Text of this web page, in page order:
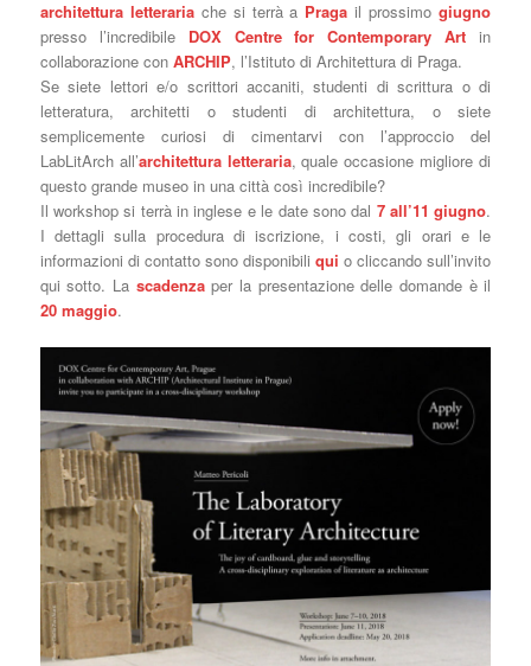
architettura letterariache si terrà a Praga il prossimogiugno
presso l’incredibile DOX Centre for Contemporary Art in
collaborazione con ARCHIP, l’Istituto di Architettura di Praga.
Se siete lettori e/o scrittori accaniti, studenti di scrittura o di
letteratura, architetti o studenti di architettura, o siete
semplicemente curiosi di cimentarvi con l’approccio del
LabLitArch all’architettura letteraria, quale occasione migliore di
questo grande museo in una città così incredibile?
Il workshop si terrà in inglese e le date sono dal 7 all’11 giugno.
I dettagli sulla procedura di iscrizione, i costi, gli orari e le
informazioni di contatto sono disponibiliqui o cliccando sull’invito
qui sotto. La scadenzaper la presentazione delle domande è il
20 maggio.